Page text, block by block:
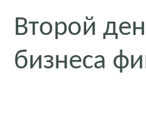
Второй
бизнеса